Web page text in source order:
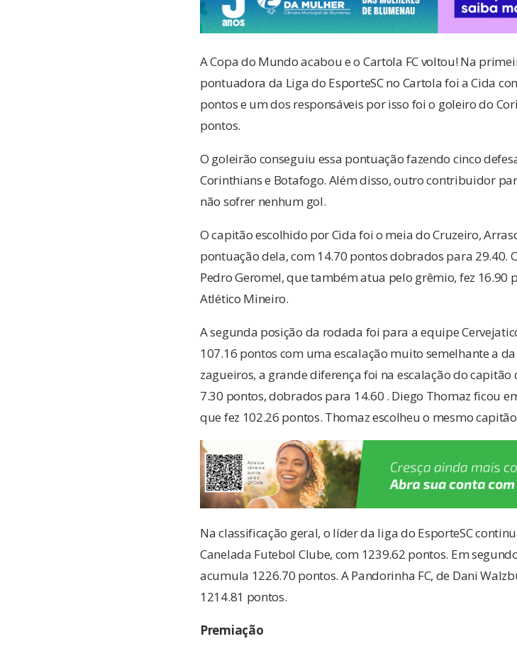
A Copa do Mundo acabou e o Cartola FC voltou! Na
pontuadora da Liga do EsporteSC no Cartola foi a Cida
pontos e um dos responsáveis por isso foi o goleiro do
pontos.
O goleirão conseguiu essa pontuação fazendo cinco
Corinthians e Botafogo. Além disso, outro contribuidor
não sofrer nenhum gol.
O capitão escolhido por Cida foi o meia do Cruzeiro,
pontuação dela, com 14.70 pontos dobrados para 29.40.
Pedro Geromel, que também atua pelo grêmio, fez 16.90
Atlético Mineiro.
A segunda posição da rodada foi para a equipe
107.16 pontos com uma escalação muito semelhante a
zagueiros, a grande diferença foi na escalação do
7.30 pontos, dobrados para 14.60 . Diego Thomaz ficou
que fez 102.26 pontos. Thomaz escolheu o mesmo
Na classificação geral, o líder da liga do EsporteSC
Canelada Futebol Clube, com 1239.62 pontos. Em
acumula 1226.70 pontos. A Pandorinha FC, de Dani
1214.81 pontos.
Premiação